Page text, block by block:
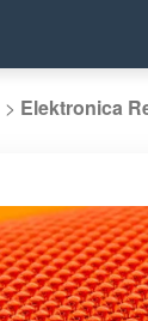
> Elektronica